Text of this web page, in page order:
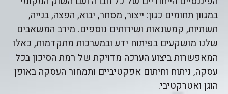
במגוון תחומים כגון: ייצור, מסחר, יבוא, הפצה, בנייה,
תשתיות, קמעונאות ושירותים נוספים. מירב המשאבים
שלנו מושקעים בפיתוח ידע ובמערכות מתקדמות, כאלו
המאפשרות ביצוע הערכה מדויקת של רמת הסיכון בכל
עסקה, ניתוח וחיתום אפקטיביים ותמחור העסקה באופן
הוגן ואטרקטיבי.